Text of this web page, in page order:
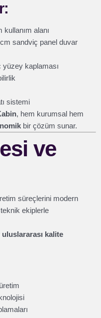
alanı
cm sandviç panel duvar
yüzey kaplaması
sistemi
, hem kurumsal hem
bir çözüm sunar.
ve
süreçlerini modern
ekiplerle
uluslararası kalite